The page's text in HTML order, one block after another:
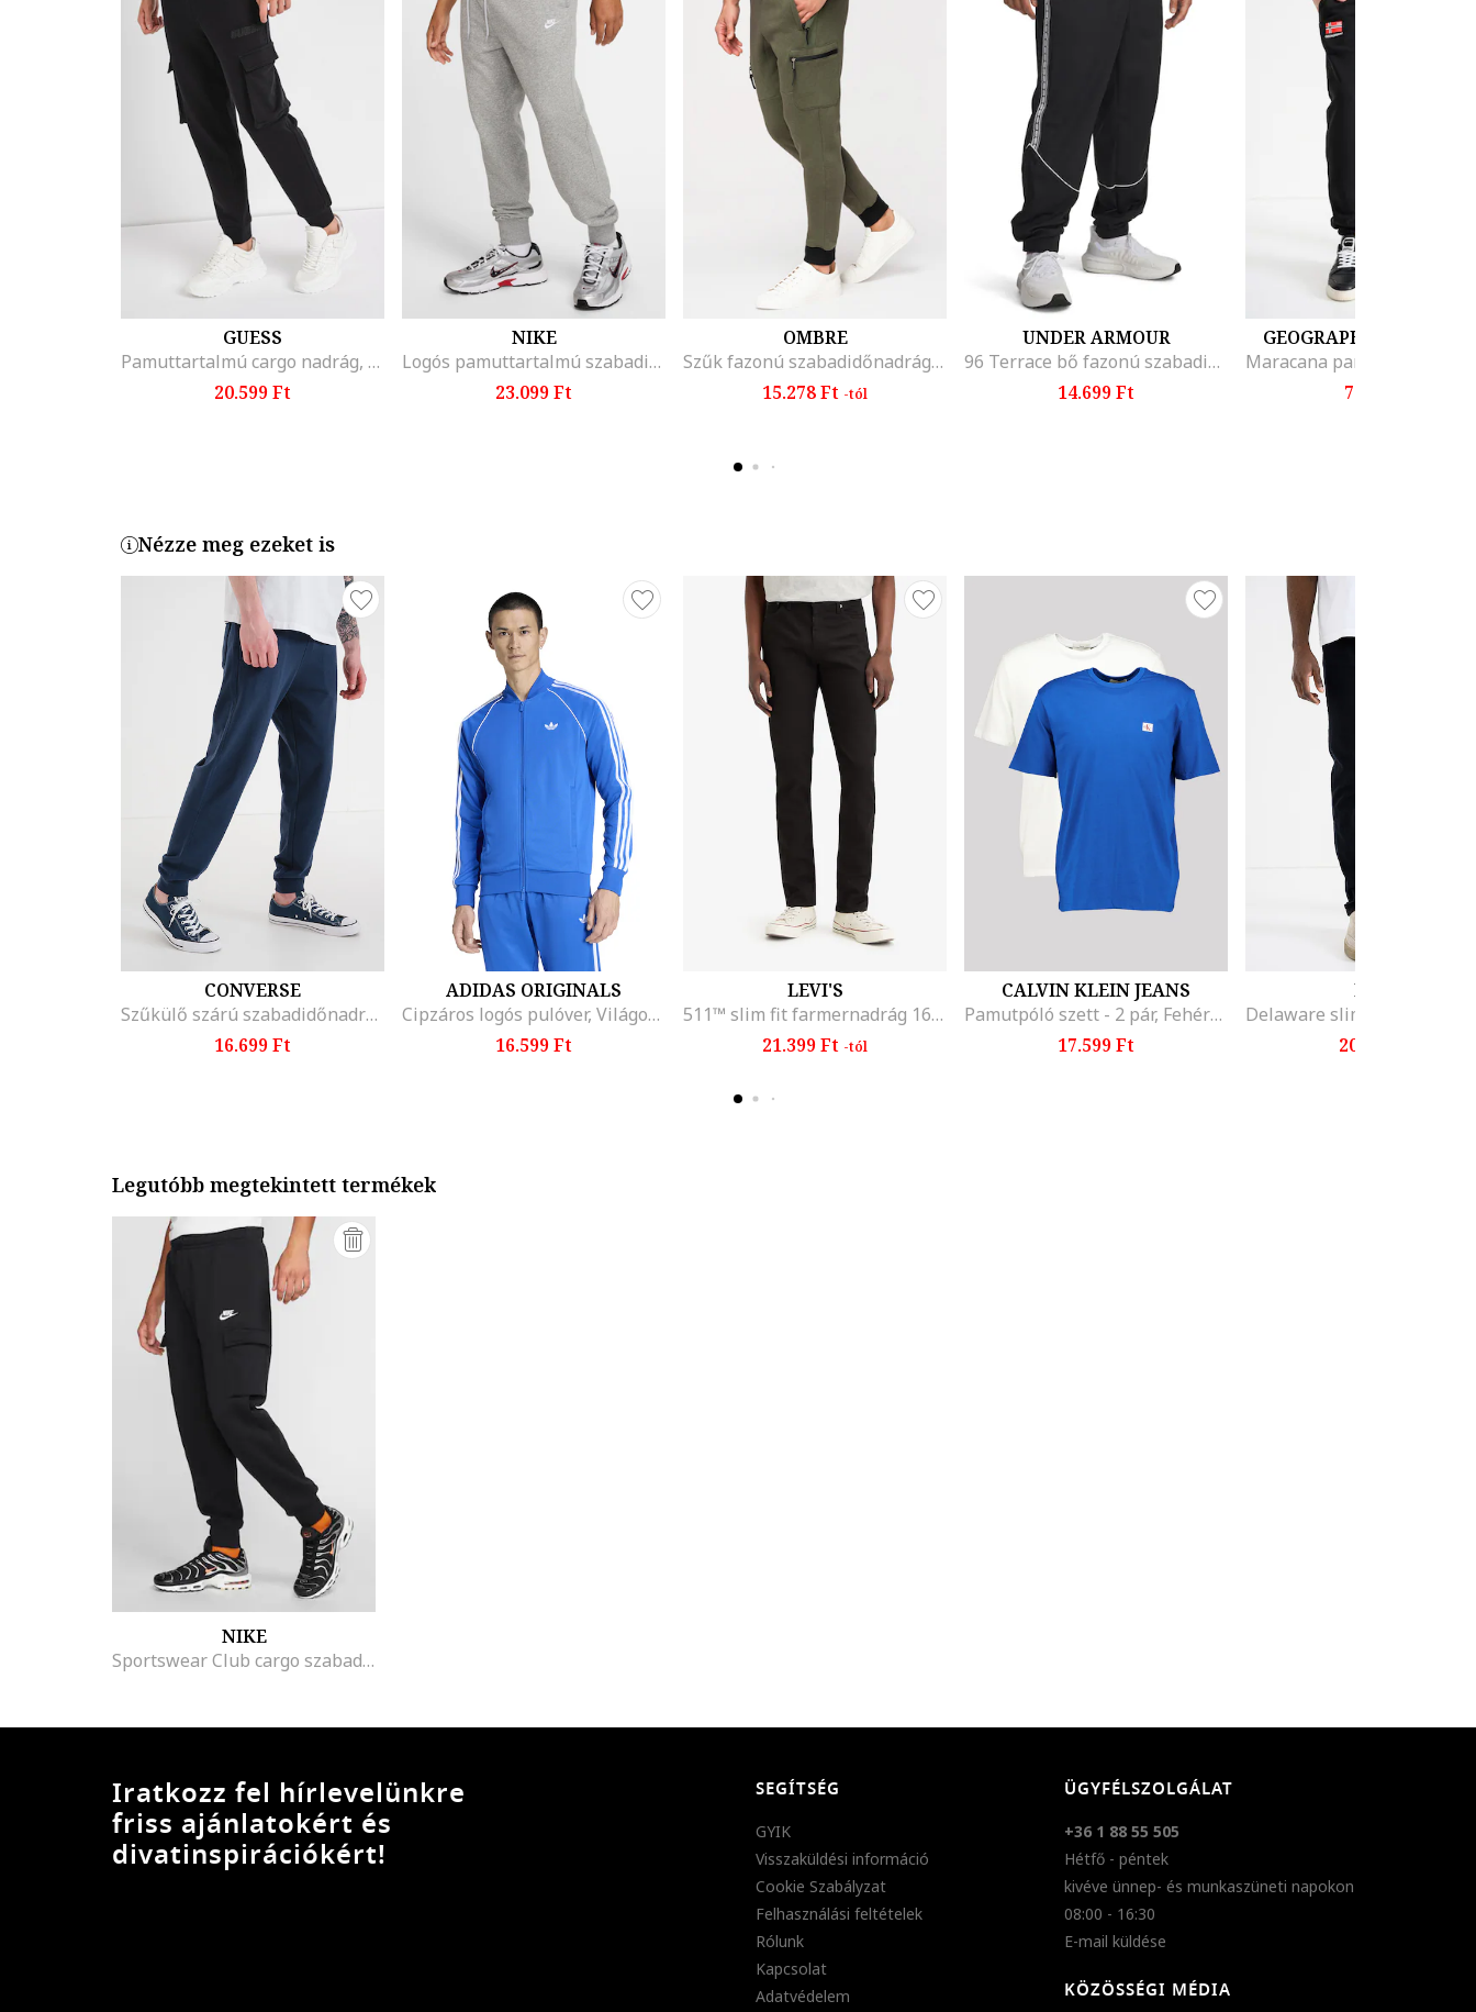
GUESS
Pamuttartalmú cargo nadrág, Fekete
20.599 Ft
NIKE
Logós pamuttartalmú szabadidőnadrág, Melange szürke
23.099 Ft
OMBRE
Szűk fazonú szabadidőnadrág húzózsinórral a derékrészén, Sötét olívazöld
15.278 Ft -tól
UNDER ARMOUR
96 Terrace bő fazonú szabadidőnadrág, Fehér/Fekete
14.699 Ft
GEOGRAPHICAL
7.499 Ft
Nézze meg ezeket is
CONVERSE
Szűkülő szárú szabadidőnadrág logós foltrátéttel, Tengerészkék
16.699 Ft
ADIDAS ORIGINALS
Cipzáros logós pulóver, Világoskék
16.599 Ft
LEVI'S
511™ slim fit farmernadrág 16, Fekete
21.399 Ft -tól
CALVIN KLEIN JEANS
Pamutpóló szett - 2 pár, Fehér/Királykék
17.599 Ft
BOSS
20.299 Ft
Legutóbb megtekintett termékek
NIKE
Sportswear Club cargo szabadidőnadrág, Fekete
Iratkozz fel hírlevelünkre
friss ajánlatokért és
divatinspirációkért!
SEGÍTSÉG
GYIK
Visszaküldési információ
Cookie Szabályzat
Felhasználási feltételek
Rólunk
Kapcsolat
Adatvédelem
ÜGYFÉLSZOLGÁLAT
+36 1 88 55 505
Hétfő - péntek
kivéve ünnep- és munkaszüneti napokon
08:00 - 16:30
E-mail küldése
KÖZÖSSÉGI MÉDIA